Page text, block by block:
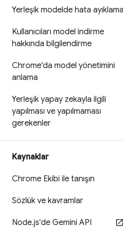
Yerleşik modelde hata ayıklama
Kullanıcıları model indirme
hakkında bilgilendirme
Chrome'da model yönetimini
anlama
Yerleşik yapay zekayla ilgili
yapılması ve yapılmaması
gerekenler
Kaynaklar
Chrome Ekibi ile tanışın
Sözlük ve kavramlar
Node.js'de Gemini API